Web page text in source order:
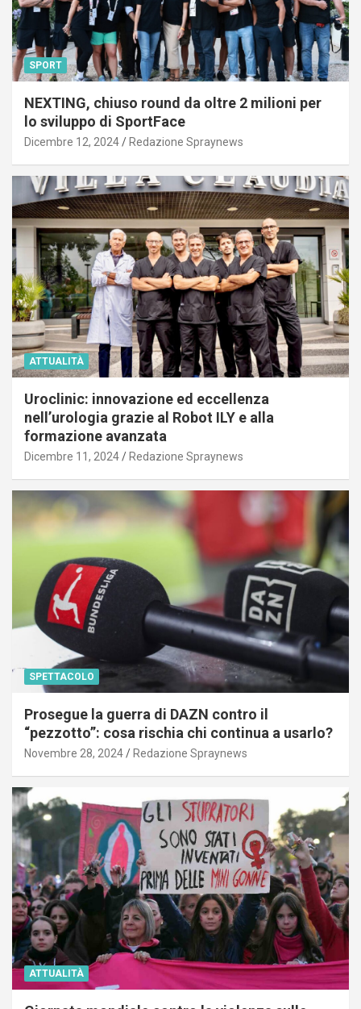
SPORT
NEXTING, chiuso round da oltre 2 milioni per
lo sviluppo di SportFace
Dicembre 12, 2024 Redazione Spraynews
ATTUALITÀ
Uroclinic: innovazione ed eccellenza
nell’urologia grazie al Robot ILY e alla
formazione avanzata
Dicembre 11, 2024 Redazione Spraynews
SPETTACOLO
Prosegue la guerra di DAZN contro il
“pezzotto”: cosa rischia chi continua a usarlo?
Novembre 28, 2024 Redazione Spraynews
ATTUALITÀ